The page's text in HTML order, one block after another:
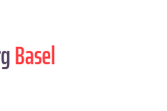
Basel